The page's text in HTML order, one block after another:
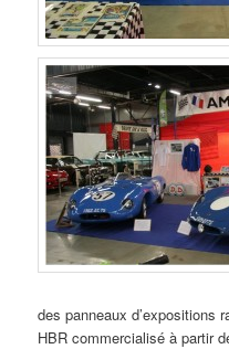
des panneaux d’expositions
HBR commercialisé à partir